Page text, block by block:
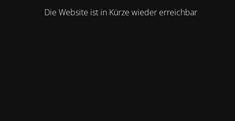
Die Website ist in Kürze wieder erreichbar